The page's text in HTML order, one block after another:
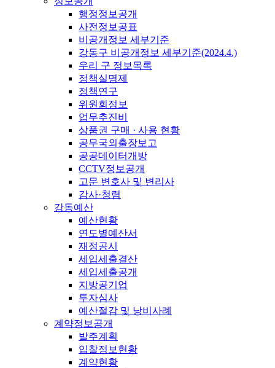
행정정보공개
사전정보공표
비공개정보 세부기준
강동구 비공개정보 세부기준(2024.4.)
우리 구 정보목록
정책실명제
정책연구
위원회정보
업무추진비
상품권 구매 · 사용 현황
공무국외출장보고
공공데이터개방
CCTV정보공개
고문 변호사 및 변리사
감사·청렴
강동예산
예산현황
연도별예산서
재정공시
세입세출결산
세입세출공개
지방공기업
투자심사
예산절감 및 낭비사례
계약정보공개
발주계획
입찰정보현황
계약현황